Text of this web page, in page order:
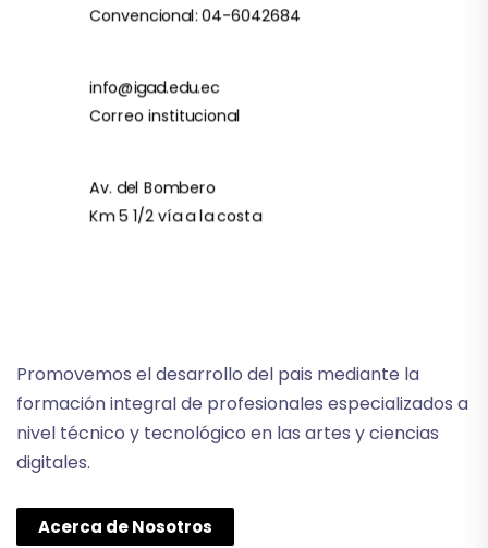
Convencional: 04-6042684
info@igad.edu.ec
Correo institucional
Av. del Bombero
Km 5 1/2 vía a la costa
Promovemos el desarrollo del pais mediante la
formación integral de profesionales especializados a
nivel técnico y tecnológico en las artes y ciencias
digitales.
Acerca de Nosotros